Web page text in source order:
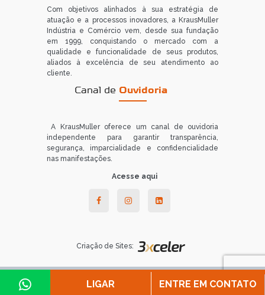
Com objetivos alinhados à sua estratégia de
atuação e a processos inovadores, a KrausMuller
Indústria e Comércio vem, desde sua fundação
em 1999, conquistando o mercado com a
qualidade e funcionalidade de seus produtos,
aliados à excelência de seu atendimento ao
cliente.
Canal de Ouvidoria
A KrausMuller oferece um canal de ouvidoria
independente para garantir transparência,
segurança, imparcialidade e confidencialidade
nas manifestações.
Acesse aqui
Criação de Sites:
LIGAR ENTRE EM CONTATO